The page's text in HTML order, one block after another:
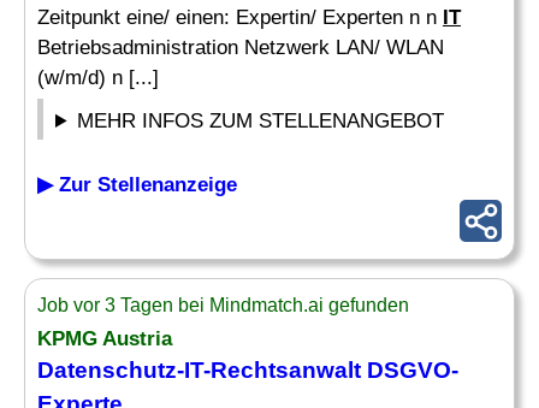
Zeitpunkt eine/ einen: Expertin/ Experten n n IT
Betriebsadministration Netzwerk LAN/ WLAN
(w/m/d) n [...]
MEHR INFOS ZUM STELLENANGEBOT
▶ Zur Stellenanzeige
Job vor 3 Tagen bei Mindmatch.ai gefunden
KPMG Austria
Datenschutz-IT-Rechtsanwalt DSGVO-